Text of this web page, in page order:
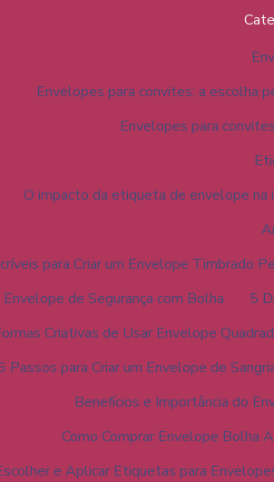
Envelopes para convites: a escolha
Envelopes para
O impacto da etiqueta de envelope na
para Criar um Envelope Timbrado
de Segurança com Bolha
5
Criativas de Usar Envelope
Passos para Criar um Envelope de
Benefícios e Importância do
Como Comprar Envelope Bolha
e Aplicar Etiquetas para